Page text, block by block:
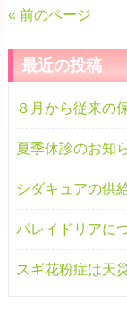
« 前のページ
最近の投稿
８月から従来の
夏季休診のお知
シダキュアの供
パレイドリアに
スギ花粉症は天